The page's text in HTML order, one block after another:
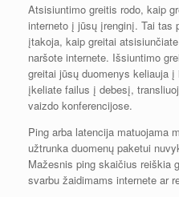
Atsisiuntimo greitis rodo, kaip
interneto į jūsų įrenginį. Tai tas
įtakoja, kaip greitai
naršote internete. Išsiuntimo
greitai jūsų duomenys keliauja
įkeliate failus į debesį,
vaizdo konferencijose.
Ping arba latencija matuojama
užtrunka duomenų paketui
Mažesnis ping skaičius reiškia
svarbu žaidimams internete ar